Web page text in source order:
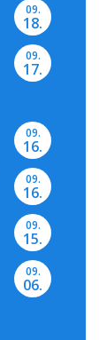
09.
18.
09.
17.
09.
16.
09.
16.
09.
15.
09.
06.